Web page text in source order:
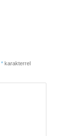
*karakterrel